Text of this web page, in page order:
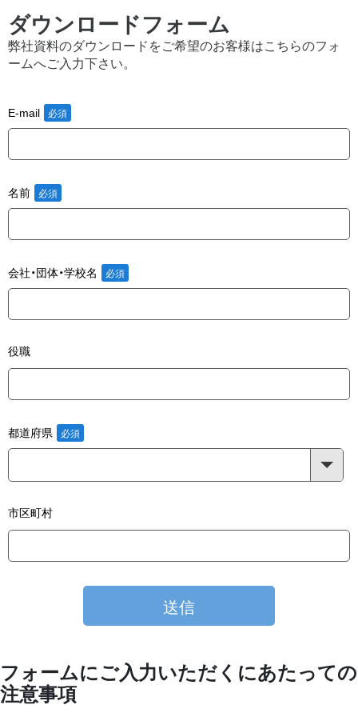
ダウンロードフォーム
弊社資料のダウンロードをご希望のお客様はこちらのフォ
ームへご入力下さい。
E-mail
名前
会社・団体・学校名
役職
都道府県
市区町村
フォームにご入力いただくにあたっての
注意事項